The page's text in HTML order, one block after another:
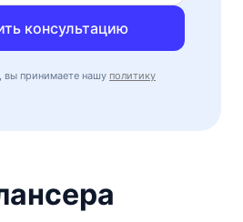
консультацию
вы принимаете нашу политику